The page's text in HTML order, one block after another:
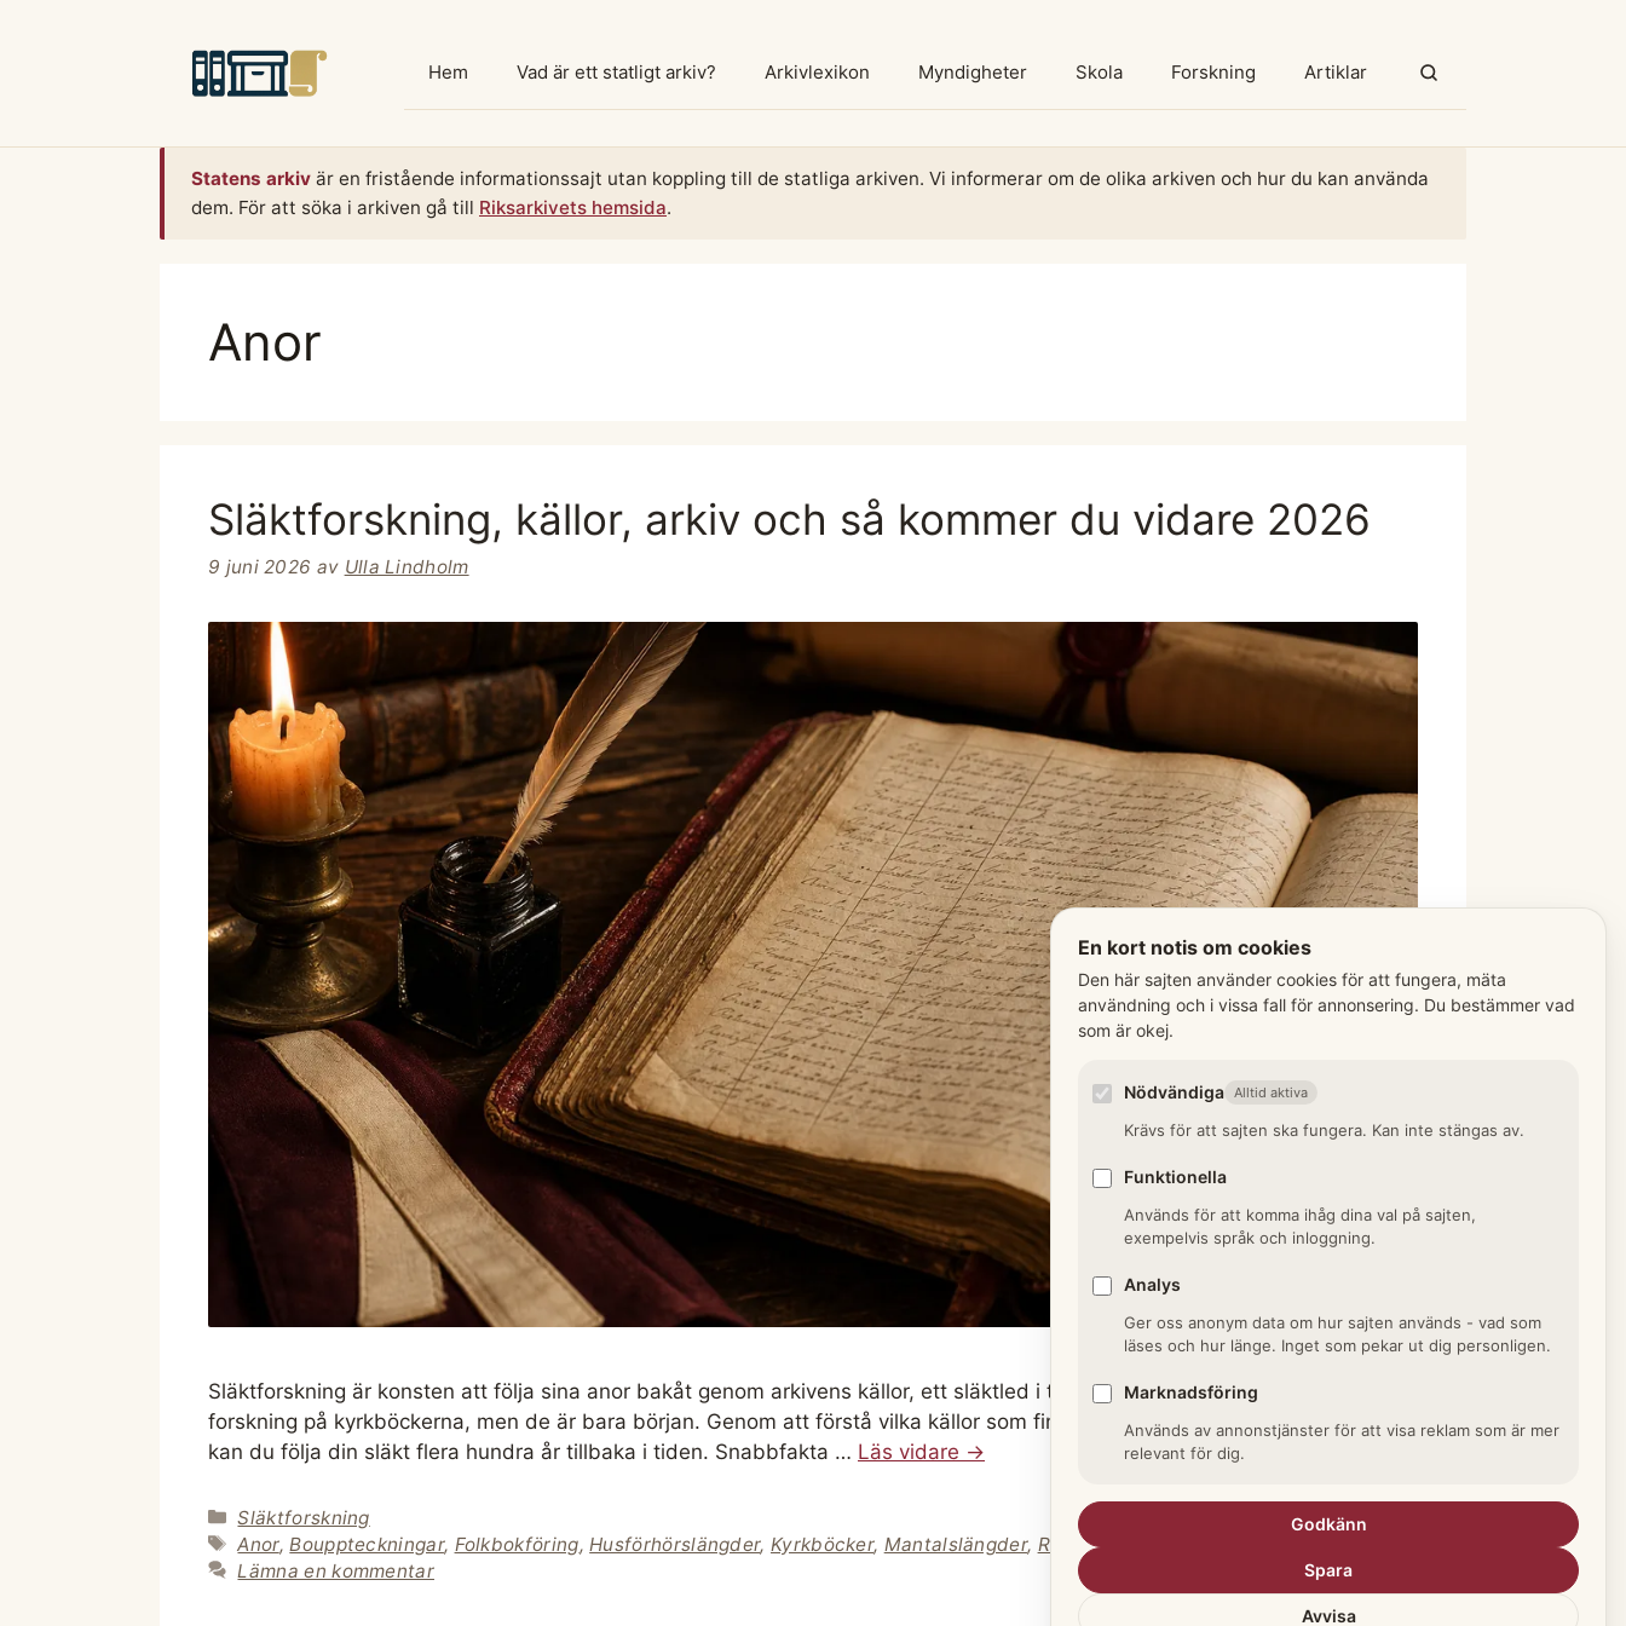
Hem Vad är ett statligt arkiv? Arkivlexikon Myndigheter Skola Forskning Artiklar
Statens arkiv är en fristående informationssajt utan koppling till de statliga arkiven. Vi informerar om de olika arkiven och hur du kan använda
dem. För att söka i arkiven gå till Riksarkivets hemsida.
Anor
Släktforskning, källor, arkiv och så kommer du vidare 2026
9 juni 2026 av Ulla Lindholm
Släktforskning är konsten att följa sina anor bakåt genom arkivens källor, ett släktled i taget. I Sverige vilar nästan all sådan
forskning på kyrkböckerna, men de är bara början. Genom att förstå vilka källor som finns, när de börjar och var de förvaras
kan du följa din släkt flera hundra år tillbaka i tiden. Snabbfakta … Läs vidare →
Kategorier
Släktforskning
Etiketter
Anor, Bouppteckningar, Folkbokföring, Husförhörslängder, Kyrkböcker, Mantalslängder, Riksarkivet
Lämna en kommentar
En kort notis om cookies
Den här sajten använder cookies för att fungera, mäta
användning och i vissa fall för annonsering. Du bestämmer vad
som är okej.
Nödvändiga Alltid aktiva
Krävs för att sajten ska fungera. Kan inte stängas av.
Funktionella
Används för att komma ihåg dina val på sajten,
exempelvis språk och inloggning.
Analys
Ger oss anonym data om hur sajten används - vad som
läses och hur länge. Inget som pekar ut dig personligen.
Marknadsföring
Används av annonstjänster för att visa reklam som är mer
relevant för dig.
Avvisa
Godkänn
Spara